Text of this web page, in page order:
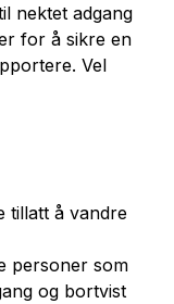
nektet adgang
for å sikre en
Vel
tillatt å vandre
personer som
og bortvist